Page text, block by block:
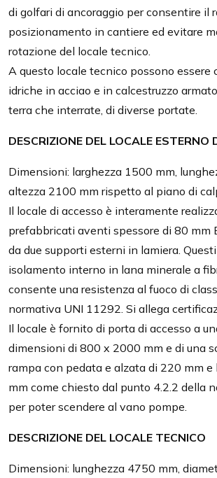
di golfari di ancoraggio per consentire il
posizionamento in cantiere ed evitare
rotazione del locale tecnico.
A questo locale tecnico possono essere
idriche in acciao e in calcestruzzo
terra che interrate, di diverse portate.
DESCRIZIONE DEL LOCALE ESTERNO
Dimensioni: larghezza 1500 mm,
altezza 2100 mm rispetto al piano di
Il locale di accesso è interamente
prefabbricati aventi spessore di 80 mm
da due supporti esterni in lamiera.
isolamento interno in lana minerale a
consente una resistenza al fuoco di
normativa UNI 11292. Si allega
Il locale è fornito di porta di accesso a
dimensioni di 800 x 2000 mm e di una
rampa con pedata e alzata di 220 mm e
mm come chiesto dal punto 4.2.2 della
per poter scendere al vano pompe.
DESCRIZIONE DEL LOCALE TECNICO
Dimensioni: lunghezza 4750 mm,